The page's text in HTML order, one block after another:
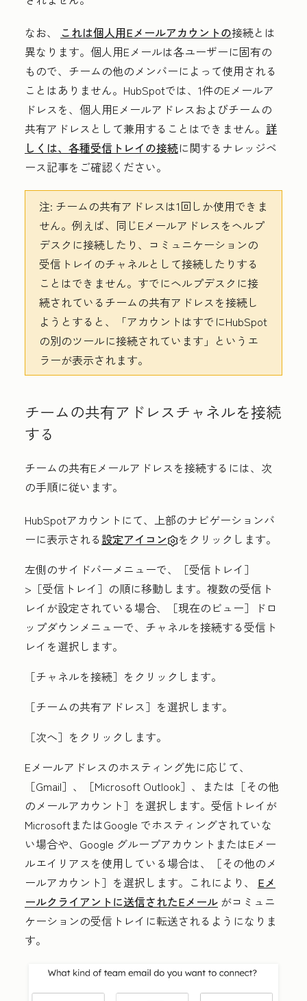
なお、
これは個人用Eメールアカウントの接続とは
異なります。個人用Eメールは各ユーザーに固有の
もので、チームの他のメンバーによって使用される
ことはありません。HubSpotでは、1件のEメールア
ドレスを、個人用Eメールアドレスおよびチームの
共有アドレスとして兼用することはできません。 詳
しくは、各種受信トレイの接続に関するナレッジベ
ース記事をご確認ください。
注: チームの共有アドレスは1回しか使用できま
せん。例えば、同じEメールアドレスをヘルプ
デスクに接続したり、コミュニケーションの
受信トレイのチャネルとして接続したりする
ことはできません。すでにヘルプデスクに接
続されているチームの共有アドレスを接続し
ようとすると、「アカウントはすでにHubSpot
の別のツールに接続されています」というエ
ラーが表示されます。
チームの共有アドレスチャネルを接続
する
チームの共有Eメールアドレスを接続するには、次
の手順に従います。
HubSpotアカウントにて、上部のナビゲーションバ
ーに表示される設定アイコン
をクリックします。
左側のサイドバーメニューで、［受信トレイ］
> ［受信トレイ］の順に移動します。複数の受信ト
レイが設定されている場合、［現在のビュー］
ドロ
ップダウンメニューで、チャネルを接続する受信ト
レイを選択します。
［チャネルを接続］ をクリックします。
［チームの共有アドレス］を選択します。
［次へ］をクリックします。
Eメールアドレスのホスティング先に応じて、
［Gmail］、
［Microsoft Outlook］、または ［その他
のメールアカウント］を選択します。受信トレイが
MicrosoftまたはGoogle でホスティングされていな
い場合や、Google グループアカウントまたはEメー
ルエイリアスを使用している場合は、
［その他のメ
ールアカウント］を選択します。これにより、 Eメ
ールクライアントに送信されたEメール がコミュニ
ケーションの受信トレイに転送されるようになりま
す。